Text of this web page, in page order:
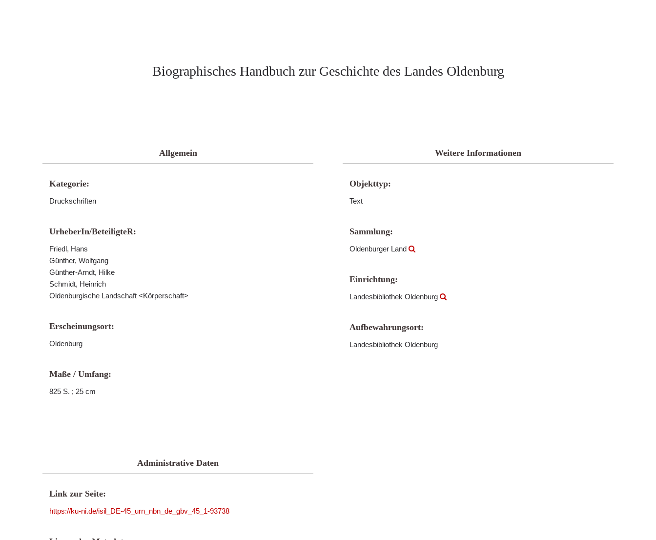
Biographisches Handbuch zur Geschichte des Landes Oldenburg
Allgemein
Kategorie:
Druckschriften
UrheberIn/BeteiligteR:
Friedl, Hans
Günther, Wolfgang
Günther-Arndt, Hilke
Schmidt, Heinrich
Oldenburgische Landschaft <Körperschaft>
Erscheinungsort:
Oldenburg
Maße / Umfang:
825 S. ; 25 cm
Weitere Informationen
Objekttyp:
Text
Sammlung:
Oldenburger Land
Einrichtung:
Landesbibliothek Oldenburg
Aufbewahrungsort:
Landesbibliothek Oldenburg
Administrative Daten
Link zur Seite:
https://ku-ni.de/isil_DE-45_urn_nbn_de_gbv_45_1-93738